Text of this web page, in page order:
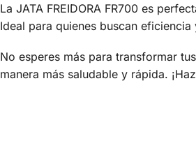
La JATA FREIDORA FR700 es
Ideal para quienes buscan
No esperes más para transformar
manera más saludable y rápida.